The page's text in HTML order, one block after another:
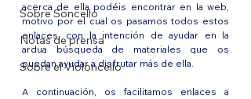
Sobre Soncello
Notas de prensa
Sobre el Violoncello
acerca de ella podéis encontrar en la web,
motivo por el cual os pasamos todos estos
enlaces, con la intención de ayudar en la
ardua búsqueda de materiales que os
puedan ayudar a disfrutar más de ella.
A continuación, os facilitamos enlaces a